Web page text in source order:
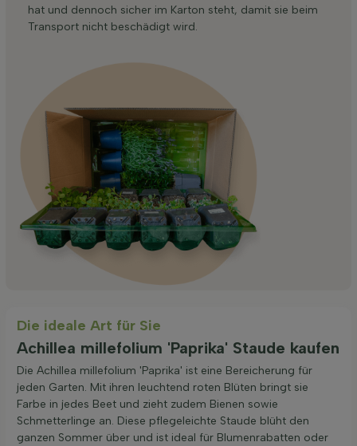
hat und dennoch sicher im Karton steht, damit sie beim
Transport nicht beschädigt wird.
Die ideale Art für Sie
Achillea millefolium 'Paprika' Staude kaufen
Die Achillea millefolium 'Paprika' ist eine Bereicherung für
jeden Garten. Mit ihren leuchtend roten Blüten bringt sie
Farbe in jedes Beet und zieht zudem Bienen sowie
Schmetterlinge an. Diese pflegeleichte Staude blüht den
ganzen Sommer über und ist ideal für Blumenrabatten oder